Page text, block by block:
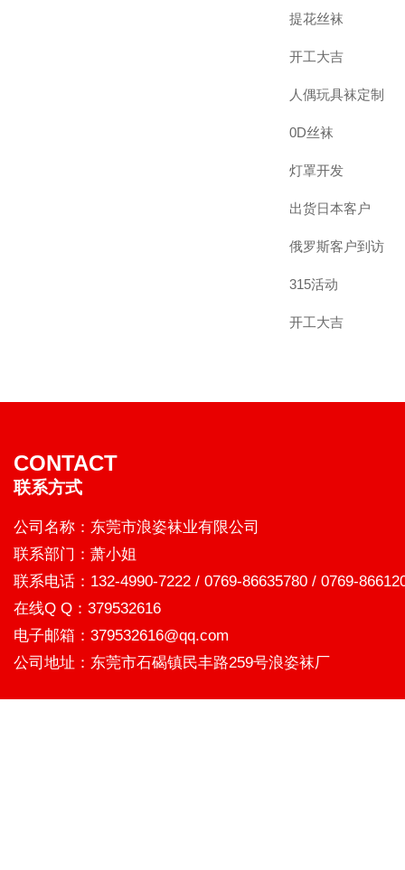
提花丝袜
开工大吉
人偶玩具袜定制
0D丝袜
灯罩开发
出货日本客户
俄罗斯客户到访
315活动
开工大吉
CONTACT
联系方式
公司名称：东莞市浪姿袜业有限公司
联系部门：萧小姐
联系电话：132-4990-7222 / 0769-86635780 / 0769-
在线Q Q：379532616
电子邮箱：379532616@qq.com
公司地址：东莞市石碣镇民丰路259号浪姿袜厂